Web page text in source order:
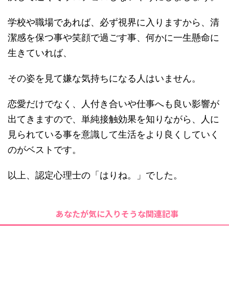
学校や職場であれば、必ず視界に入りますから、清
潔感を保つ事や笑顔で過ごす事、何かに一生懸命に
生きていれば、
その姿を見て嫌な気持ちになる人はいません。
恋愛だけでなく、人付き合いや仕事へも良い影響が
出てきますので、単純接触効果を知りながら、人に
見られている事を意識して生活をより良くしていく
のがベストです。
以上、認定心理士の「はりね。」でした。
あなたが気に入りそうな関連記事